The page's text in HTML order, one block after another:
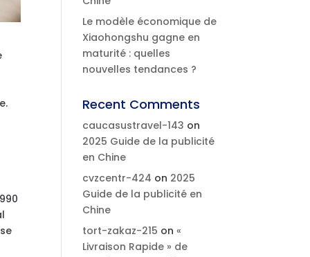
Le modèle économique de
Xiaohongshu gagne en
maturité : quelles
nouvelles tendances ?
Recent Comments
caucasustravel-143 on
2025 Guide de la publicité
en Chine
cvzcentr-424 on 2025
Guide de la publicité en
Chine
tort-zakaz-215 on«
Livraison Rapide » de